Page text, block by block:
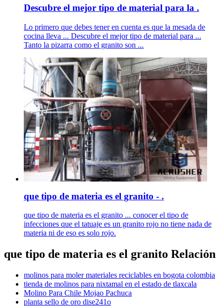
Descubre el mejor tipo de material para la .
Lo primero que debes tener en cuenta es que la mesada de
cocina lleva ... Descubre el mejor tipo de material para ...
Tanto la pizarra como el granito son ...
que tipo de materia es el granito - .
que tipo de materia es el granito ... conocer el tipo de
infecciones que el tatuaje es un granito rojo no tiene nada de
materia ni de eso es solo rojo.
que tipo de materia es el granito Relación
molinos para moler materiales reciclables en bogota colombia
tienda de molinos para nixtamal en el estado de tlaxcala
Molino Para Chile Mojao Pachuca
planta sello de oro dise241o